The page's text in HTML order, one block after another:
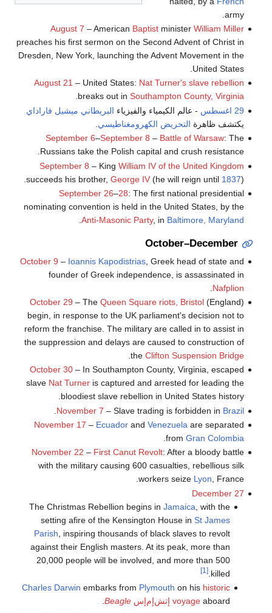
army.
August 7 – American Baptistminister William Miller
preaches his first sermon on the Second Advent of Christ in
Dresden, New York, launching the Advent Movement in the
United States.
August 21 – United States: Nat Turner's slave rebellion
breaks out in Southampton County, Virginia
.
29 اغسطس
- عالم الكيمياء والفيزياء البريطاني ميشيل فاراداي
يكتشف ظاهرة التحريض الكهرومغناطيسي
September 6–September 8 – Battle of Warsaw: The
Russians take the Polish capital and crush resistance.
September 8 – King William IV of the United Kingdom
succeeds his brother, George IV(he will reign until 1837).
September 26–28: The first national presidential
nominating convention is held in the United States, by the
Anti-Masonic Party, in Baltimore, Maryland
October–December
October 9 – Ioannis Kapodistrias, Greek head of state and
founder of Greek independence, is assassinated in
Nafplion
October 29 – The Queen Square riots, Bristol(England)
begin, in response to the UK parliament's decision not to
reform the franchise. The military are called in to assist in
the suppression and delays are caused to construction of
the Clifton Suspension Bridge
October 30– In Southampton County, Virginia, escaped
slave Nat Turneris captured and arrested for leading the
bloodiest slave rebellion in United States history.
November 7 – Slave trading is forbidden in Brazil
November 17 – Ecuadorand Venezuela are separated
from Gran Colombia
November 22 – First Canut Revolt: After a bloody battle
with the military causing 600 casualties, rebellious silk
workers seize Lyon, France.
December 27
The Christmas Rebellion begins inJamaica , with the
setting afire of the Kensington House inSt James
Parish , inspiring thousands of black slaves to revolt
against their English masters. At its peak, more than
20,000 people will be involved, and more than 500
killed.
[1]
Charles Darwin embarks from Plymouth on his historic
voyage aboard إتش‌إم‌إس Beagle
.